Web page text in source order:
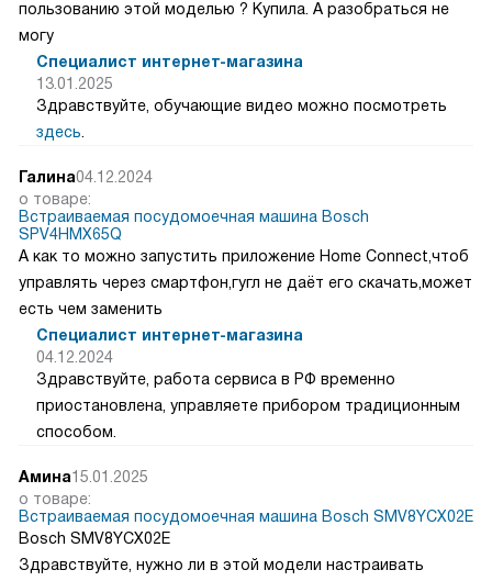
пользованию этой моделью ? Купила. А разобраться не
могу
Специалист интернет-магазина
13.01.2025
Здравствуйте, обучающие видео можно посмотреть
здесь.
Галина04.12.2024
о товаре:
Встраиваемая посудомоечная машина Bosch
SPV4HMX65Q
А как то можно запустить приложение Home Connect,чтоб
управлять через смартфон,гугл не даёт его скачать,может
есть чем заменить
Специалист интернет-магазина
04.12.2024
Здравствуйте, работа сервиса в РФ временно
приостановлена, управляете прибором традиционным
способом.
Амина15.01.2025
о товаре:
Встраиваемая посудомоечная машина Bosch SMV8YCX02E
Bosch SMV8YCX02E
Здравствуйте, нужно ли в этой модели настраивать